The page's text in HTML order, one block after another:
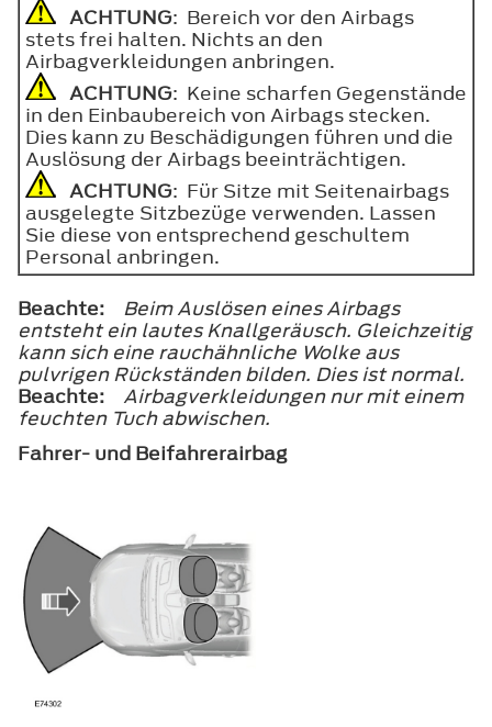
ACHTUNG: Bereich vor den Airbags
stets frei halten. Nichts an den
Airbagverkleidungen anbringen.
ACHTUNG: Keine scharfen Gegenstände
in den Einbaubereich von Airbags stecken.
Dies kann zu Beschädigungen führen und die
Auslösung der Airbags beeinträchtigen.
ACHTUNG: Für Sitze mit Seitenairbags
ausgelegte Sitzbezüge verwenden. Lassen
Sie diese von entsprechend geschultem
Personal anbringen.
Beachte:
Beim Auslösen eines Airbags
entsteht ein lautes Knallgeräusch. Gleichzeitig
kann sich eine rauchähnliche Wolke aus
pulvrigen Rückständen bilden. Dies ist normal.
Beachte:
Airbagverkleidungen nur mit einem
feuchten Tuch abwischen.
Fahrer- und Beifahrerairbag